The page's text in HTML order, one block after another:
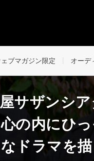
ブマガジン限定 オーデ
サザンシ
の内にひ
ドラマを